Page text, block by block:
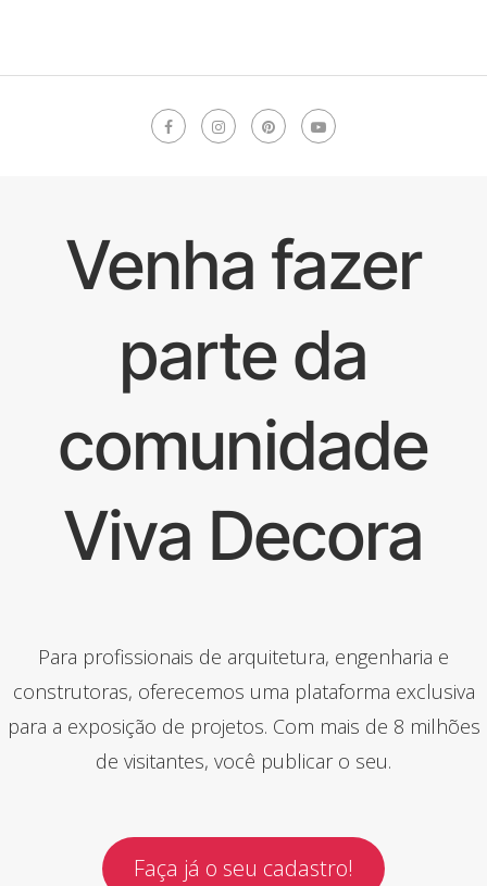
Venha fazer
parte da
comunidade
Viva Decora
Para profissionais de arquitetura, engenharia e
construtoras, oferecemos uma plataforma exclusiva
para a exposição de projetos. Com mais de 8 milhões
de visitantes, você publicar o seu.
Faça já o seu cadastro!